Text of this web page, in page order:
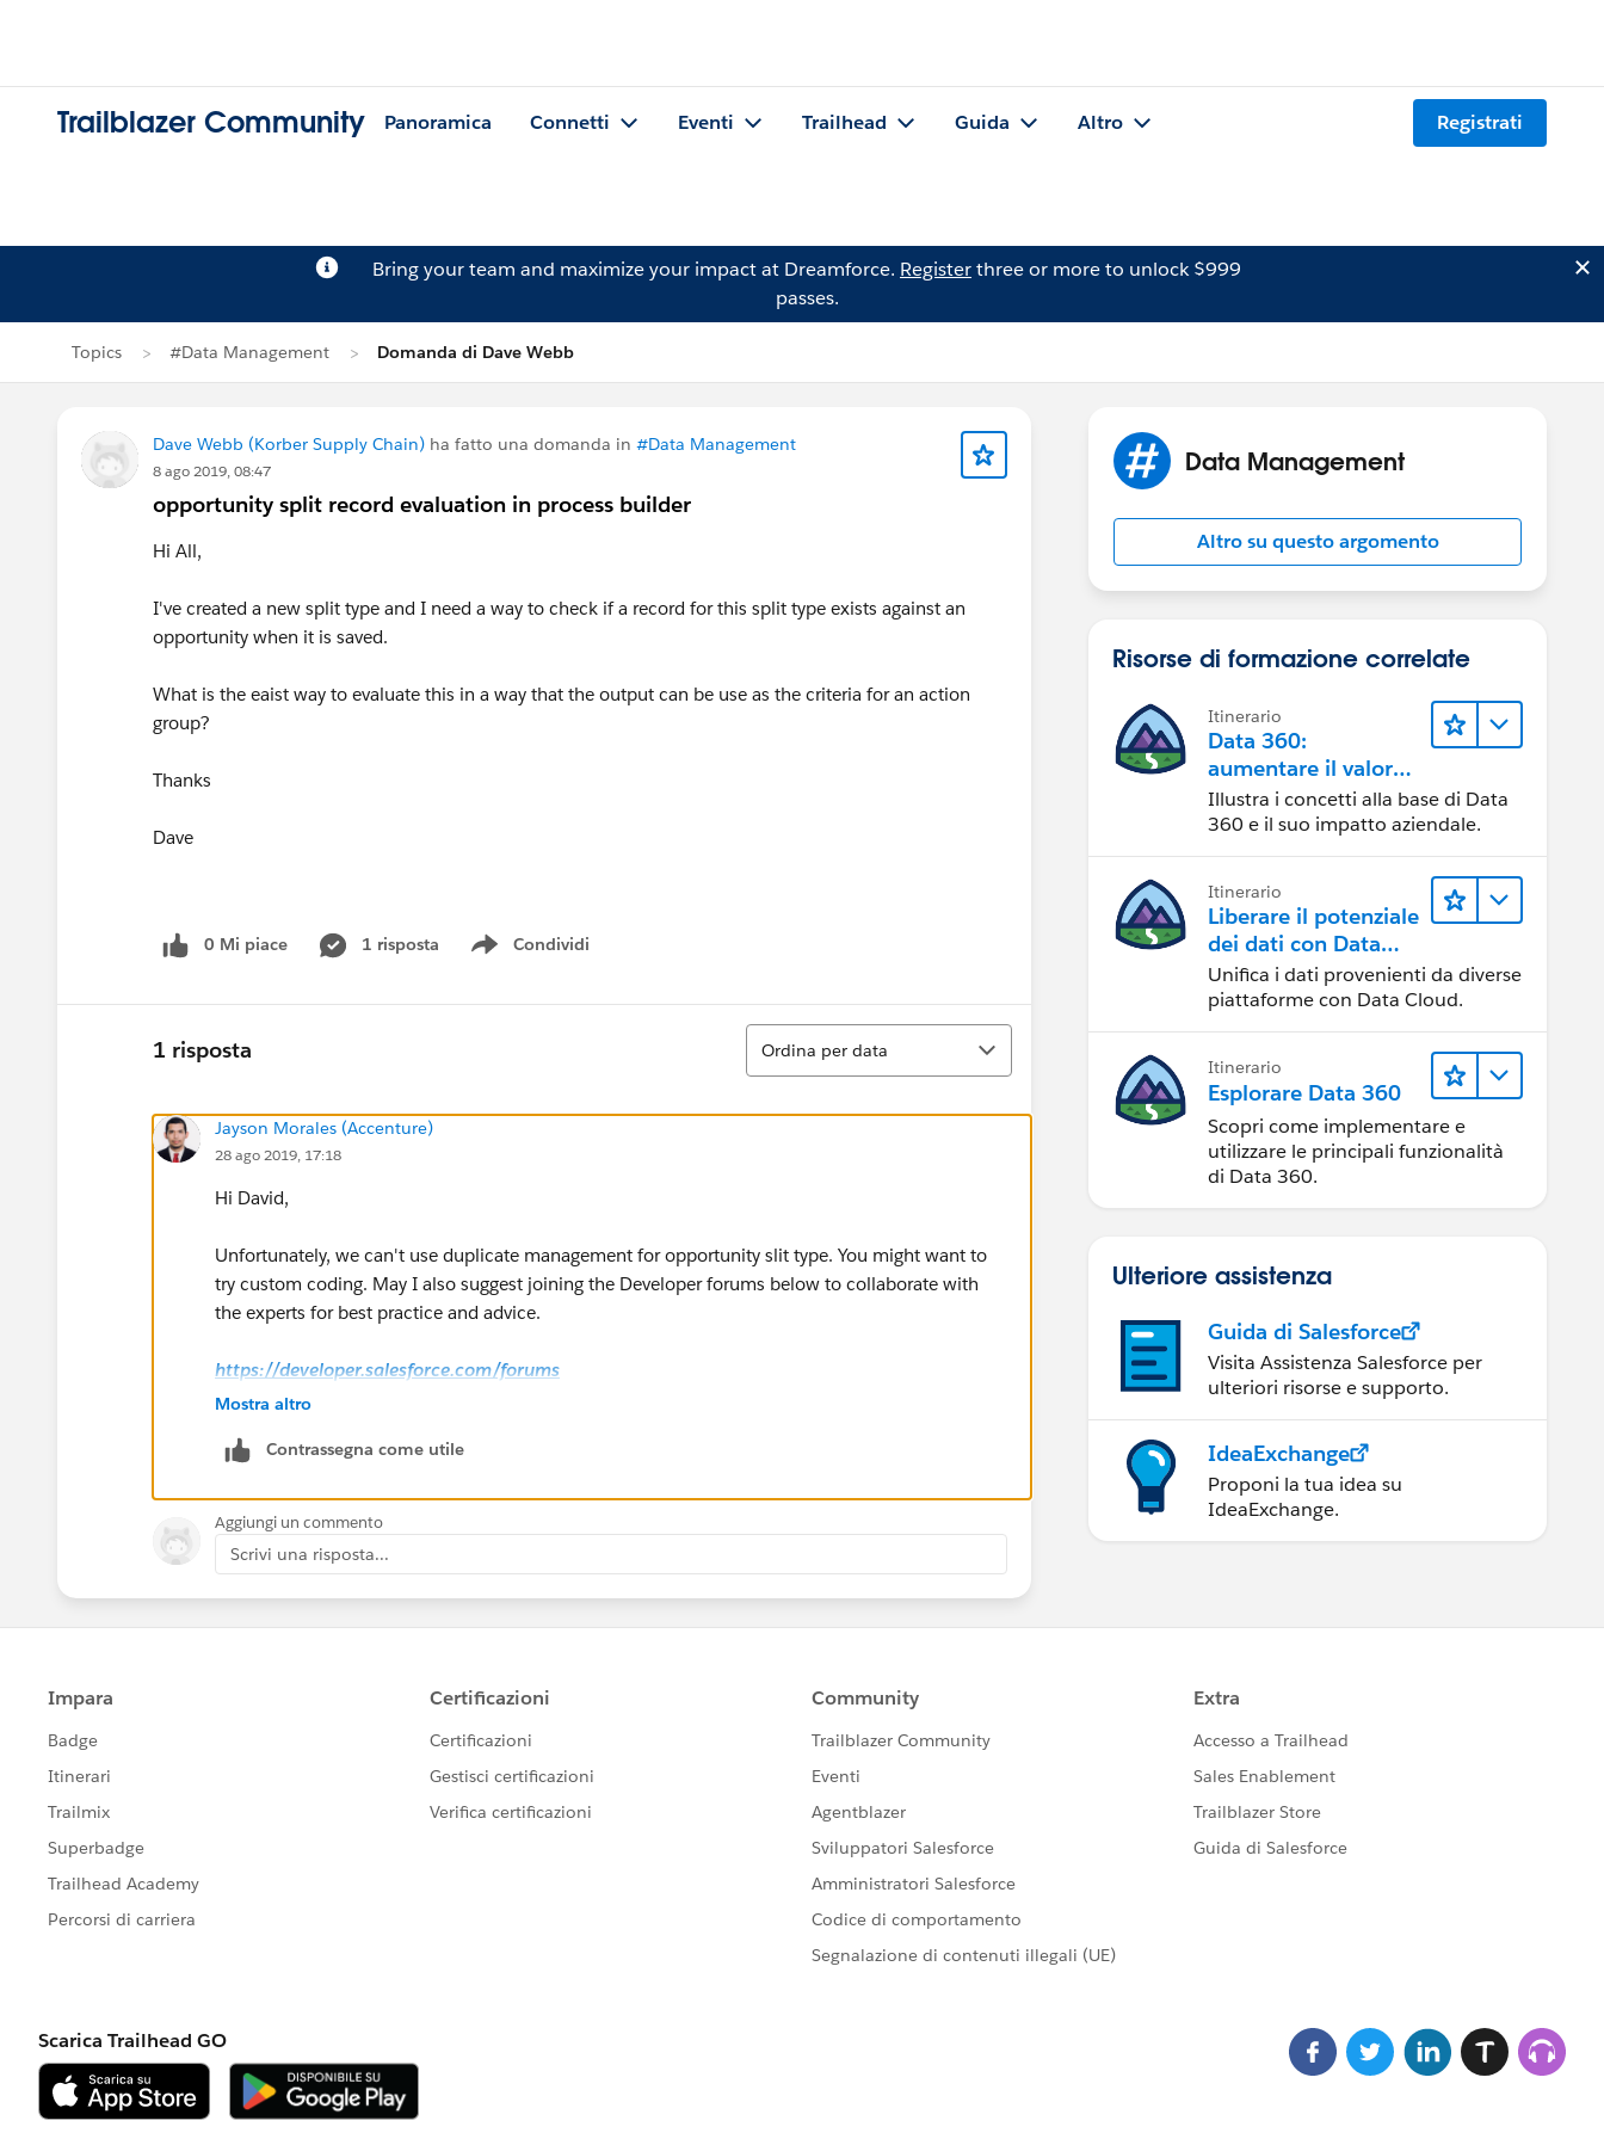
Trailblazer Community Panoramica Connetti Eventi Trailhead Guida Altro Registrati
Bring your team and maximize your impact at Dreamforce. Registerthree or more to unlock $999
passes.
Topics #Data Management Domanda di Dave Webb
Dave Webb (Korber Supply Chain) ha fatto una domanda in #Data Management
8 ago 2019, 08:47
opportunity split record evaluation in process builder
Hi All,
I've created a new split type and I need a way to check if a record for this split type exists against an
opportunity when it is saved.
What is the eaist way to evaluate this in a way that the output can be use as the criteria for an action
group?
Thanks
Dave
0 Mi piace 1 risposta Condividi
Show menu
1 risposta
Ordina
Ordina per data
Jayson Morales (Accenture)
28 ago 2019, 17:18
Hi David,
Unfortunately, we can't use duplicate management for opportunity slit type. You might want to
try custom coding. May I also suggest joining the Developer forums below to collaborate with
the experts for best practice and advice.
https://developer.salesforce.com/forums
Regards,
Jayson
Mostra altro
Contrassegna come utile
Aggiungi un commento
Scrivi una risposta...
Data Management
Altro su questo argomento
Risorse di formazione correlate
Itinerario
Data 360:
aumentare il valore
dei dati
Illustra i concetti alla base di Data
360 e il suo impatto aziendale.
Itinerario
Liberare il potenziale
dei dati con Data
Cloud
Unifica i dati provenienti da diverse
piattaforme con Data Cloud.
Itinerario
Esplorare Data 360
Scopri come implementare e
utilizzare le principali funzionalità
di Data 360.
Ulteriore assistenza
Guida di Salesforce
Visita Assistenza Salesforce per
ulteriori risorse e supporto.
IdeaExchange
Proponi la tua idea su
IdeaExchange.